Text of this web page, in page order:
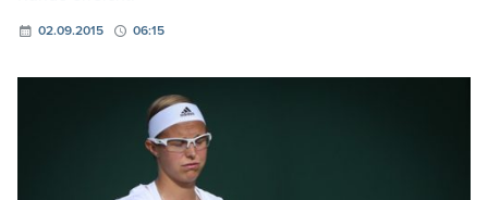
02.09.2015 06:15